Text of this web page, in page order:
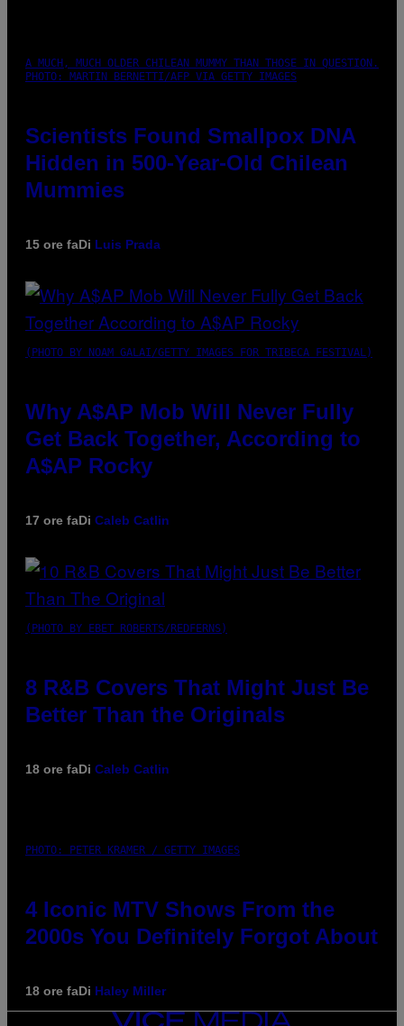
A MUCH, MUCH OLDER CHILEAN MUMMY THAN THOSE IN QUESTION.
PHOTO: MARTIN BERNETTI/AFP VIA GETTY IMAGES
Scientists Found Smallpox DNA
Hidden in 500-Year-Old Chilean
Mummies
15 ore faDi Luis Prada
(PHOTO BY NOAM GALAI/GETTY IMAGES FOR TRIBECA FESTIVAL)
Why A$AP Mob Will Never Fully
Get Back Together, According to
A$AP Rocky
17 ore faDi Caleb Catlin
(PHOTO BY EBET ROBERTS/REDFERNS)
8 R&B Covers That Might Just Be
Better Than the Originals
18 ore faDi Caleb Catlin
PHOTO: PETER KRAMER / GETTY IMAGES
4 Iconic MTV Shows From the
2000s You Definitely Forgot About
18 ore faDi Haley Miller
VICE